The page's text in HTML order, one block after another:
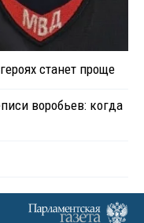
станет проще
воробьев: когда